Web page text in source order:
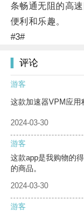
条畅通无阻的高
便利和乐趣。
#3#
评论
游客
这款加速器VPM应用
2024-03-30
游客
这款app是我购物的
的商品。
2024-03-30
游客